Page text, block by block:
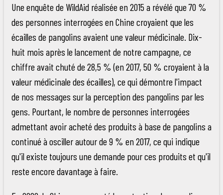
Une enquête de WildAid réalisée en 2015 a révélé que 70 %
des personnes interrogées en Chine croyaient que les
écailles de pangolins avaient une valeur médicinale. Dix-
huit mois après le lancement de notre campagne, ce
chiffre avait chuté de 28,5 % (en 2017, 50 % croyaient à la
valeur médicinale des écailles), ce qui démontre l'impact
de nos messages sur la perception des pangolins par les
gens. Pourtant, le nombre de personnes interrogées
admettant avoir acheté des produits à base de pangolins a
continué à osciller autour de 9 % en 2017, ce qui indique
qu'il existe toujours une demande pour ces produits et qu'il
reste encore davantage à faire.